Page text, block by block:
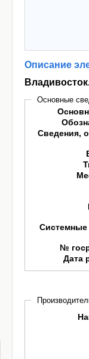
Описание
Основные
Сведения,
Системные
№
Дата